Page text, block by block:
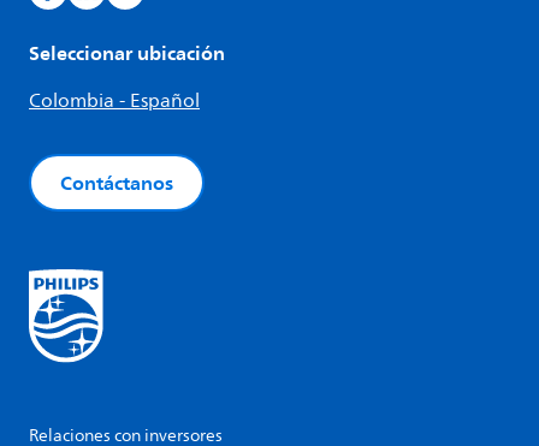
Seleccionar ubicación
Colombia - Español
Contáctanos
Relaciones con inversores